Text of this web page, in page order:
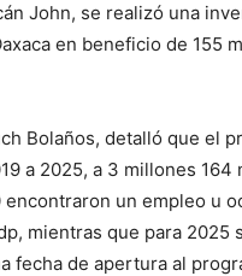
John, se realizó una
en beneficio de 155
Bolaños, detalló que el
a 2025, a 3 millones 164
un empleo u
mientras que para 2025
fecha de apertura al